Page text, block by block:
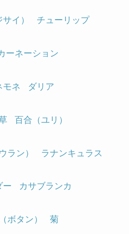
イ） チューリップ
ーネーション
モネ ダリア
百合（ユリ）
ラン） ラナンキュラス
ー カサブランカ
ボタン） 菊